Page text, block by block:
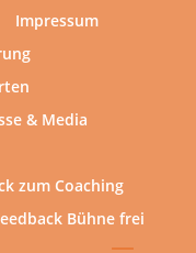
Impressum
& Media
zum Coaching
Bühne frei